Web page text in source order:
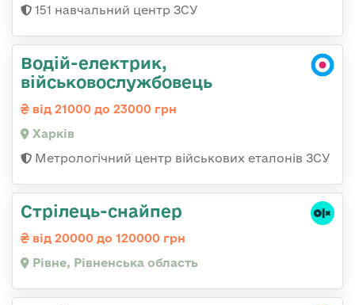
151 навчальний центр ЗСУ
Водій-електрик,
військовослужбовець
від 21000 до 23000 грн
Харків
Метрологічний центр військових еталонів ЗСУ
Стрілець-снайпер
від 20000 до 120000 грн
Рівне, Рівненська область